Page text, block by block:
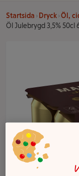
Startsida Dryck Öl,
Öl Julebrygd 3,5% 50cl